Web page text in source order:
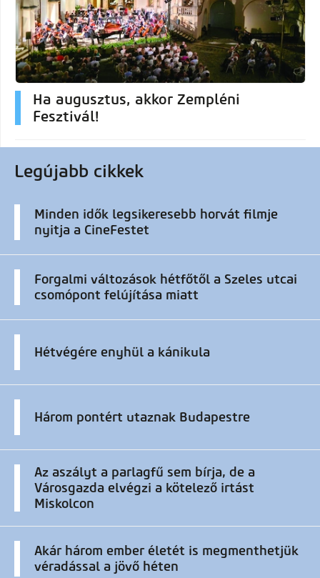
Ha augusztus, akkor Zempléni
Fesztivál!
Legújabb cikkek
Minden idők legsikeresebb horvát filmje
nyitja a CineFestet
Forgalmi változások hétfőtől a Szeles utcai
csomópont felújítása miatt
Hétvégére enyhül a kánikula
Három pontért utaznak Budapestre
Az aszályt a parlagfű sem bírja, de a
Városgazda elvégzi a kötelező irtást
Miskolcon
Akár három ember életét is megmenthetjük
véradással a jövő héten